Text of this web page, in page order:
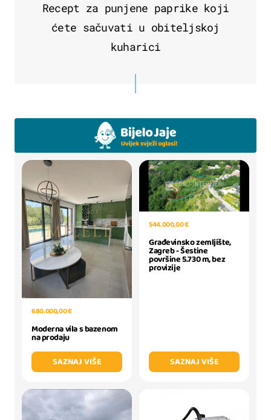
Recept za punjene paprike koji
ćete sačuvati u obiteljskoj
kuharici
680.000,00 €
Moderna vila s bazenom
na prodaju
SAZNAJ VIŠE
544.000,00 €
Građevinsko zemljište,
Zagreb - Šestine
površine 5.730 m, bez
provizije
SAZNAJ VIŠE